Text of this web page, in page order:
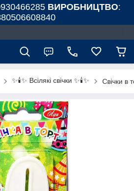
ВИРОБНИЦТВО:
✨🕯️✨ Всілякі свічки ✨🕯️✨ Свічки в